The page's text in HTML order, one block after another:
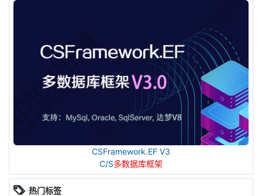
CSFramework.EF V3
C/S多数据库框架
热门标签